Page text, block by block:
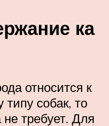
ка
относится к
типу собак, то
не требует. Для